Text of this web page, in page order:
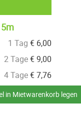
1 Tag € 6,00
2 Tage€9,00
4 Tage€7,76
in Mietwarenkorb legen